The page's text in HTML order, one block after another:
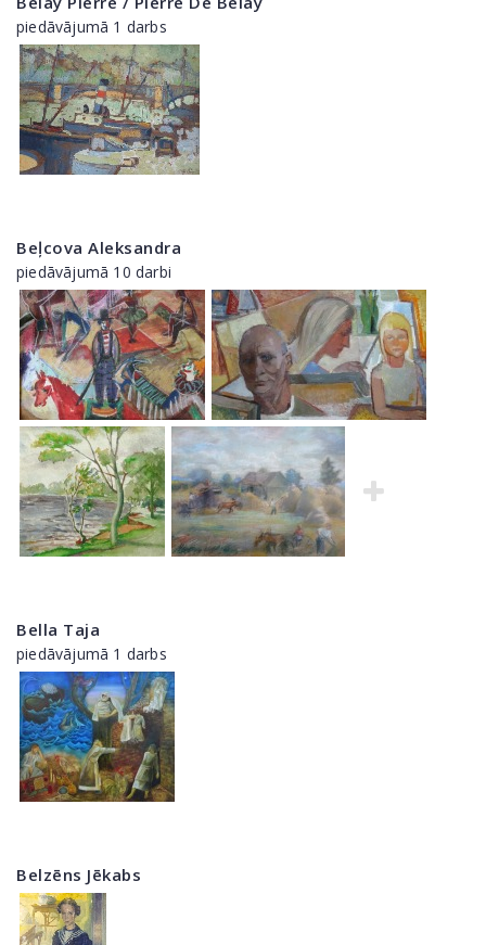
piedāvājumā 1 darbs
Beļcova Aleksandra
piedāvājumā 10 darbi
Bella Taja
piedāvājumā 1 darbs
Belzēns Jēkabs